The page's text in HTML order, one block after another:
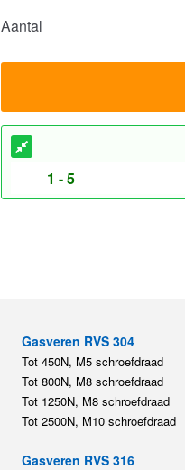
Aantal
1 - 5
Gasveren RVS 304
Tot 450N, M5 schroefdraad
Tot 800N, M8 schroefdraad
Tot 1250N, M8 schroefdraad
Tot 2500N, M10 schroefdraad
Gasveren RVS 316